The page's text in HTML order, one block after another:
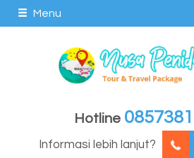
Menu
Hotline
Informasi lebih lanjut?